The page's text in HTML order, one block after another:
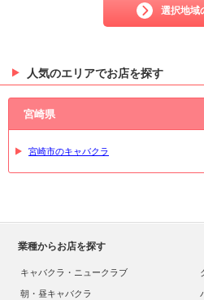
選択地域
人気のエリアでお店を探す
宮崎県
宮崎市のキャバクラ
業種からお店を探す
キャバクラ・ニュークラブ
朝・昼キャバクラ